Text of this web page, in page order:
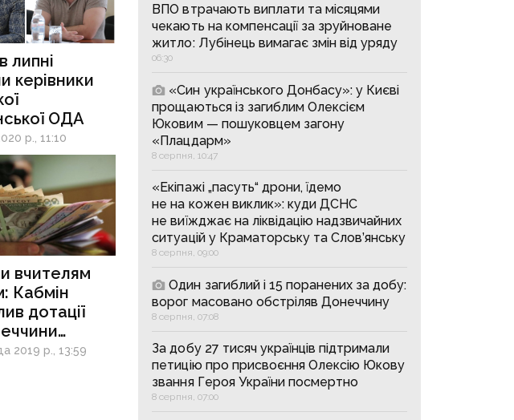
липні
керівники
ОДА
р., 11:10
вчителям
Кабмін
дотації
2019 р., 13:59
ВПО втрачають виплати та місяцями
чекають на компенсації за зруйноване
житло: Лубінець вимагає змін від уряду
06:30
«Син українського Донбасу»: у Києві
прощаються із загиблим Олексієм
Юковим — пошуковцем загону
«Плацдарм»
8 серпня, 10:47
«Екіпажі „пасуть“ дрони, їдемо
не на кожен виклик»: куди ДСНС
не виїжджає на ліквідацію надзвичайних
ситуацій у Краматорську та Слов’янську
8 серпня, 09:00
Один загиблий і 15 поранених за добу:
ворог масовано обстріляв Донеччину
8 серпня, 07:08
За добу 27 тисяч українців підтримали
петицію про присвоєння Олексію Юкову
звання Героя України посмертно
8 серпня, 07:00